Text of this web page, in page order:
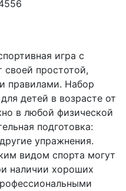
игра с
своей простотой,
правилами. Набор
детей в возрасте от
в любой физической
подготовка:
упражнения.
видом спорта могут
наличии хороших